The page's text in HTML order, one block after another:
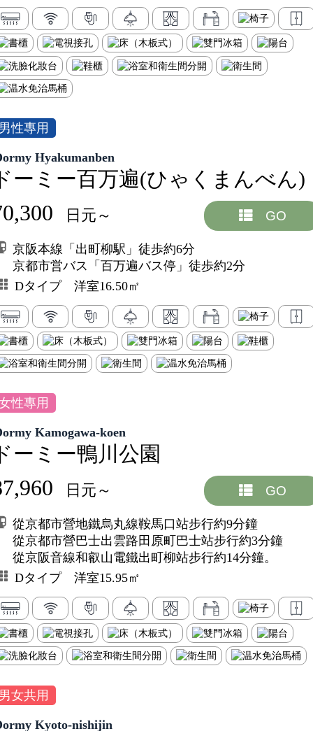
性專用
Hyakumanben
ーミー百万遍(ひゃくまんべん)
日元～ GO
京阪本線「出町柳駅」徒歩約6分
京都市営バス「百万遍バス停」徒歩約2分
Dタイプ 洋室16.50㎡
性專用
Kamogawa-koen
ーミー鴨川公園
日元～ GO
從京都市營地鐵烏丸線鞍馬口站步行約9分鐘
從京都市營巴士出雲路田原町巴士站步行約3分鐘
從京阪音線和叡山電鐵出町柳站步行約14分鐘。
Dタイプ 洋室15.95㎡
女共用
Kyoto-nishijin